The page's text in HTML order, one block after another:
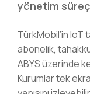
yönetim
TürkMobil’in IoT
abonelik,
ABYS üzerinde
Kurumlar tek